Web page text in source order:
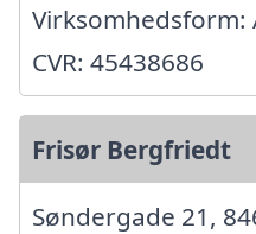
Virksomhedsform:
CVR: 45438686
Frisør Bergfriedt
Søndergade 21,